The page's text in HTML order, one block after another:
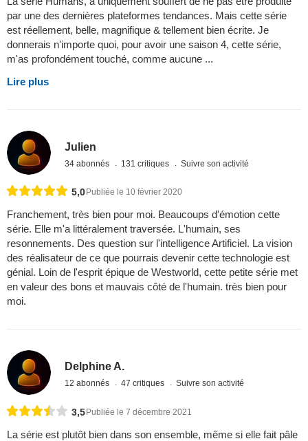
par une des dernières plateformes tendances. Mais cette série
est réellement, belle, magnifique & tellement bien écrite. Je
donnerais n'importe quoi, pour avoir une saison 4, cette série,
m'as profondément touché, comme aucune ...
Lire plus
Julien
34 abonnés 131 critiques Suivre son activité
5,0 Publiée le 10 février 2020
Franchement, très bien pour moi. Beaucoups d'émotion cette
série. Elle m'a littéralement traversée. L'humain, ses
resonnements. Des question sur l'intelligence Artificiel. La vision
des réalisateur de ce que pourrais devenir cette technologie est
génial. Loin de l'esprit épique de Westworld, cette petite série met
en valeur des bons et mauvais côté de l'humain. très bien pour
moi.
Delphine A.
12 abonnés 47 critiques Suivre son activité
3,5Publiée le 7 décembre 2021
La série est plutôt bien dans son ensemble, même si elle fait pâle